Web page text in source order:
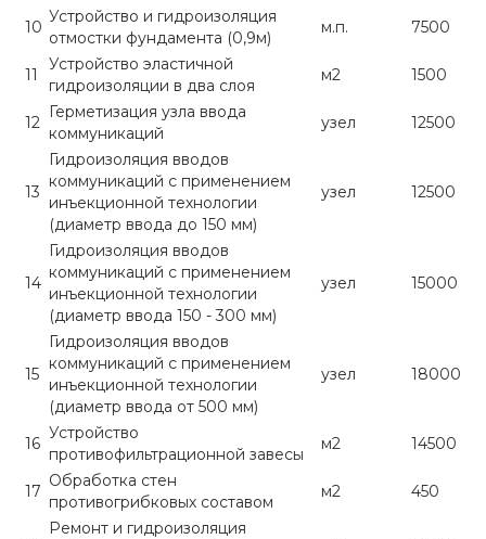
10
Устройство и гидроизоляция
отмостки фундамента (0,9м)
м.п. 7500
11
Устройство эластичной
гидроизоляции в два слоя
м2 1500
12
Герметизация узла ввода
коммуникаций
узел 12500
13
Гидроизоляция вводов
коммуникаций с применением
инъекционной технологии
(диаметр ввода до 150 мм)
узел 12500
14
Гидроизоляция вводов
коммуникаций с применением
инъекционной технологии
(диаметр ввода 150 - 300 мм)
узел 15000
15
Гидроизоляция вводов
коммуникаций с применением
инъекционной технологии
(диаметр ввода от 500 мм)
узел 18000
16
Устройство
противофильтрационной завесы
м2 14500
17
Обработка стен
противогрибковых составом
м2 450
Ремонт и гидроизоляция